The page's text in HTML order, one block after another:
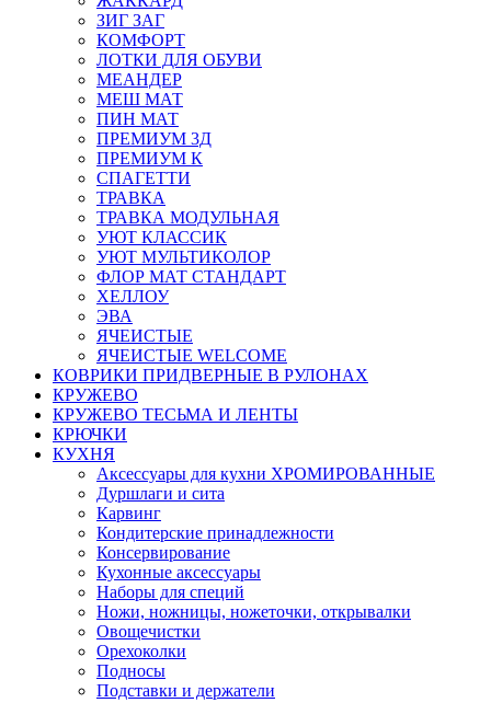
ЗИГ ЗАГ
КОМФОРТ
ЛОТКИ ДЛЯ ОБУВИ
МЕАНДЕР
МЕШ МАТ
ПИН МАТ
ПРЕМИУМ 3Д
ПРЕМИУМ К
СПАГЕТТИ
ТРАВКА
ТРАВКА МОДУЛЬНАЯ
УЮТ КЛАССИК
УЮТ МУЛЬТИКОЛОР
ФЛОР МАТ СТАНДАРТ
ХЕЛЛОУ
ЭВА
ЯЧЕИСТЫЕ
ЯЧЕИСТЫЕ WELCOME
КОВРИКИ ПРИДВЕРНЫЕ В РУЛОНАХ
КРУЖЕВО
КРУЖЕВО ТЕСЬМА И ЛЕНТЫ
КРЮЧКИ
КУХНЯ
Аксессуары для кухни ХРОМИРОВАННЫЕ
Дуршлаги и сита
Карвинг
Кондитерские принадлежности
Консервирование
Кухонные аксессуары
Наборы для специй
Ножи, ножницы, ножеточки, открывалки
Овощечистки
Орехоколки
Подносы
Подставки и держатели